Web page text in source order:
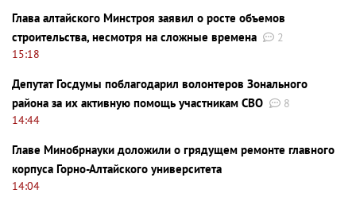
Глава алтайского Минстроя заявил о росте объемов
строительства, несмотря на сложные времена
2
15:18
Депутат Госдумы поблагодарил волонтеров Зонального
района за их активную помощь участникам СВО
8
14:44
Главе Минобрнауки доложили о грядущем ремонте главного
корпуса Горно-Алтайского университета
14:04